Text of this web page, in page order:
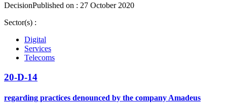
DecisionPublished on : 27 October 2020
Sector(s) :
Digital
Services
Telecoms
20-D-14
regarding practices denounced by the company Amadeus